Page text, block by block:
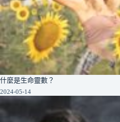
什麼是生命靈數？
2024-05-14